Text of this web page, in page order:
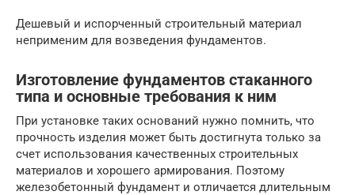
Дешевый и испорченный строительный материал
неприменим для возведения фундаментов.
Изготовление фундаментов стаканного
типа и основные требования к ним
При установке таких оснований нужно помнить, что
прочность изделия может быть достигнута только за
счет использования качественных строительных
материалов и хорошего армирования. Поэтому
железобетонный фундамент и отличается длительным